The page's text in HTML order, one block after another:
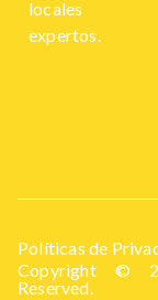
locales
expertos.
Políticas de
Copyright ©
Reserved.